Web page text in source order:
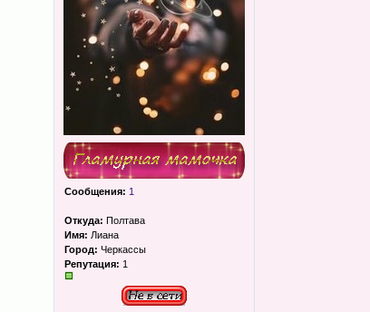
Сообщения: 1
Откуда: Полтава
Имя: Лиана
Город: Черкассы
Репутация: 1